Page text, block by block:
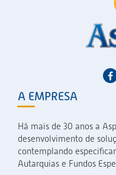
A EMPRESA
Há mais de 30 anos a
desenvolvimento de
contemplando
Autarquias e Fundos